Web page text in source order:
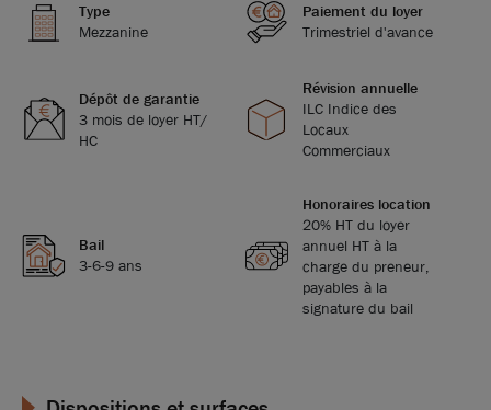
Type
Mezzanine
Paiement du loyer
Trimestriel d'avance
Dépôt de garantie
3 mois de loyer HT/
HC
Révision annuelle
ILC Indice des
Locaux
Commerciaux
Bail
3-6-9 ans
Honoraires location
20% HT du loyer
annuel HT à la
charge du preneur,
payables à la
signature du bail